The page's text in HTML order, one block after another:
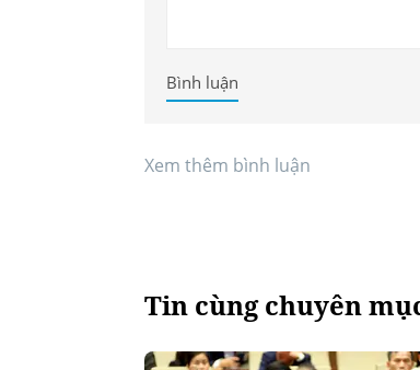
Bình luận
Xem thêm bình luận
Tin cùng chuyên